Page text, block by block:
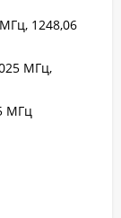
1248,06
МГц,
МГц